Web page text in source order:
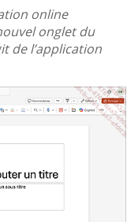
online
onglet du
de l’application